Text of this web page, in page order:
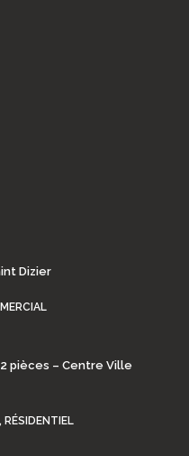
Dizier
pièces – Centre Ville
RÉSIDENTIEL